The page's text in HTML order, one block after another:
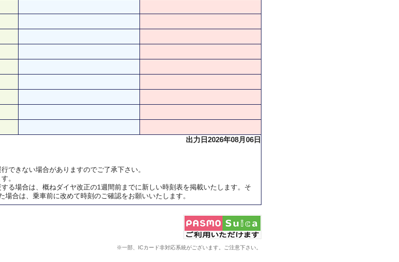
出力日2026年08月06日
きない場合がありますのでご了承下さい。
。
る場合は、概ねダイヤ改正の1週間前までに新しい時刻表を掲載いたします。そ
合は、乗車前に改めて時刻のご確認をお願いいたします。
※一部、ICカード非対応系統がございます。ご注意下さい。